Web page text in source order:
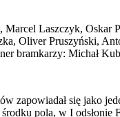
Marcel Laszczyk,
Oliver Pruszyński,
bramkarzy: Michał
zapowiadał się jako
pola, w I